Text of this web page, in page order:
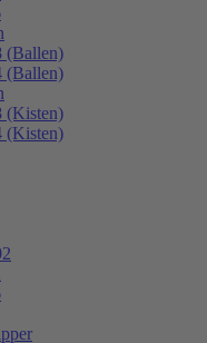
(Ballen)
(Ballen)
(Kisten)
(Kisten)